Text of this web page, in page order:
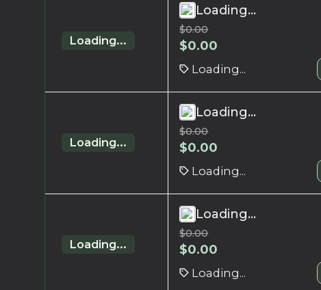
Loading...
Loading...
$0.00
$0.00
Loading...
Loading...
Loading...
$0.00
$0.00
Loading...
Loading...
Loading...
$0.00
$0.00
Loading...